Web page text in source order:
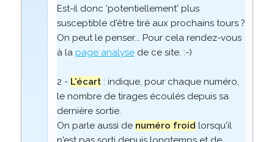
Est-il donc 'potentiellement' plus
susceptible d'être tiré aux prochains tours ?
On peut le penser... Pour cela rendez-vous
à la page analysede ce site. :-)
2 - L'écart: indique, pour chaque numéro,
le nombre de tirages écoulés depuis sa
dernière sortie.
On parle aussi de numéro froid lorsqu'il